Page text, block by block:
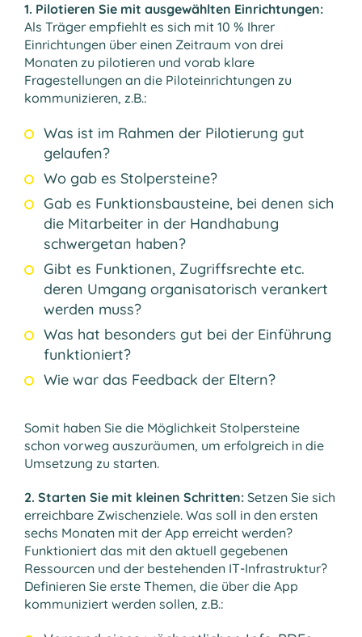
1. Pilotieren Sie mit ausgewählten Einrichtungen:
Als Träger empfiehlt es sich mit 10 % Ihrer
Einrichtungen über einen Zeitraum von drei
Monaten zu pilotieren und vorab klare
Fragestellungen an die Piloteinrichtungen zu
kommunizieren, z.B.:
Was ist im Rahmen der Pilotierung gut
gelaufen?
Wo gab es Stolpersteine?
Gab es Funktionsbausteine, bei denen sich
die Mitarbeiter in der Handhabung
schwergetan haben?
Gibt es Funktionen, Zugriffsrechte etc.
deren Umgang organisatorisch verankert
werden muss?
Was hat besonders gut bei der Einführung
funktioniert?
Wie war das Feedback der Eltern?
Somit haben Sie die Möglichkeit Stolpersteine
schon vorweg auszuräumen, um erfolgreich in die
Umsetzung zu starten.
2. Starten Sie mit kleinen Schritten: Setzen Sie sich
erreichbare Zwischenziele. Was soll in den ersten
sechs Monaten mit der App erreicht werden?
Funktioniert das mit den aktuell gegebenen
Ressourcen und der bestehenden IT-Infrastruktur?
Definieren Sie erste Themen, die über die App
kommuniziert werden sollen, z.B.: